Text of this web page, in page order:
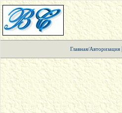
Главная/Авторизация|